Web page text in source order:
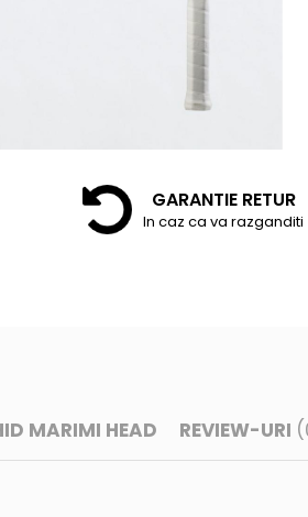
GARANTIE RETUR
In caz ca va razganditi
MARIMI HEAD REVIEW-URI